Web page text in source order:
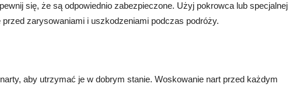
się, że są odpowiednio zabezpieczone. Użyj pokrowca lub specjalnej
zarysowaniami i uszkodzeniami podczas podróży.
aby utrzymać je w dobrym stanie. Woskowanie nart przed każdym